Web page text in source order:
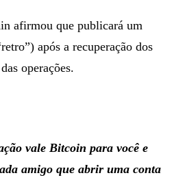
afirmou que publicará um
após a recuperação dos
operações.
vale Bitcoin para você e
amigo que abrir uma conta